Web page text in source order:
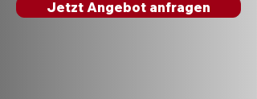
Jetzt Angebot anfragen